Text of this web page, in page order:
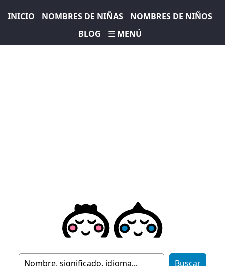
INICIO NOMBRES DE NIÑAS
NOMBRES DE NIÑOS
BLOG
☰ MENÚ